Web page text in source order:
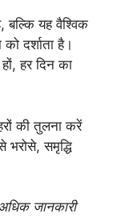
यह वैश्विक
दर्शाता है।
हर दिन का
की तुलना करें
भरोसे, समृद्धि
जानकारी